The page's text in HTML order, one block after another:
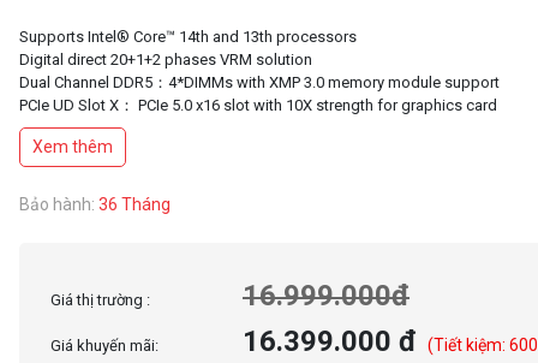
Supports Intel® Core™ 14th and 13th processors
Digital direct 20+1+2 phases VRM solution
Dual Channel DDR5：4*DIMMs with XMP 3.0 memory module support
PCIe UD Slot X： PCIe 5.0 x16 slot with 10X strength for graphics card
EZ-Latch Click：M.2 heatsinks with screwless design
EZ-Latch Plus：PCIe 5.0 x16 slot & M.2 slots with quick release design
UC BIOS：User-Centred intuitive UX with Quick Access function
Ultra-Fast Storage：5*M.2 slots, including 1* PCIe 5.0 x4
Efficient Overall Thermal：VRM Thermal Armor Fins-Array & M.2 Thermal
Xem thêm
Bảo hành: 36 Tháng
Giá thị trường : 16.999.000đ
Giá khuyến mãi: 16.399.000 đ
(Tiết kiệm: